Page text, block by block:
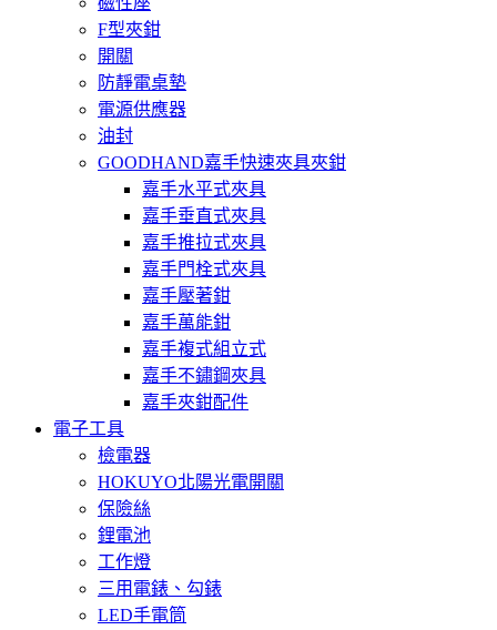
F型夾鉗
開關
防靜電桌墊
電源供應器
油封
GOODHAND嘉手快速夾具夾鉗
嘉手水平式夾具
嘉手垂直式夾具
嘉手推拉式夾具
嘉手門栓式夾具
嘉手壓著鉗
嘉手萬能鉗
嘉手複式組立式
嘉手不鏽鋼夾具
嘉手夾鉗配件
電子工具
檢電器
HOKUYO北陽光電開關
保險絲
鋰電池
工作燈
三用電錶、勾錶
LED手電筒